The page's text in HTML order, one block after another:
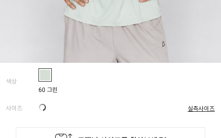
색상
60 그린
사이즈 실측사이즈